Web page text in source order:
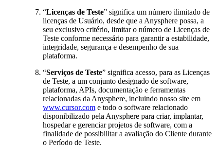
“Licenças de Teste” significa um número ilimitado de
licenças de Usuário, desde que a Anysphere possa, a
seu exclusivo critério, limitar o número de Licenças de
Teste conforme necessário para garantir a estabilidade,
integridade, segurança e desempenho de sua
plataforma.
“Serviços de Teste” significa acesso, para as Licenças
de Teste, a um conjunto designado de software,
plataforma, APIs, documentação e ferramentas
relacionadas da Anysphere, incluindo nosso site em
www.cursor.com e todo o software relacionado
disponibilizado pela Anysphere para criar, implantar,
hospedar e gerenciar projetos de software, com a
finalidade de possibilitar a avaliação do Cliente durante
o Período de Teste.